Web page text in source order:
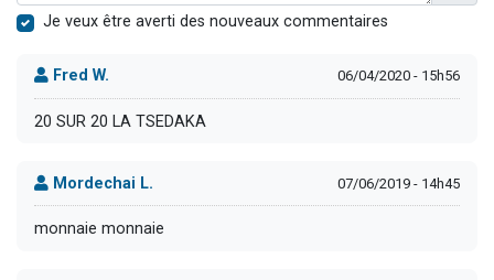
Je veux être averti des nouveaux commentaires
Fred W. 06/04/2020 - 15h56
20 SUR 20 LA TSEDAKA
Mordechai L. 07/06/2019 - 14h45
monnaie monnaie